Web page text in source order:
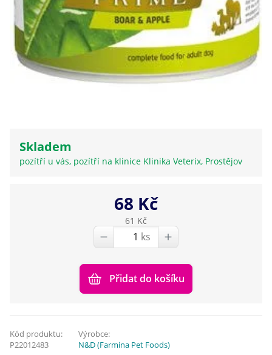
Skladem
pozítří u vás, pozítří na klinice Klinika Veterix, Prostějov
68 Kč
61 Kč
ks
Přidat do košíku
Kód produktu:
P22012483
Výrobce:
N&D (Farmina Pet Foods)